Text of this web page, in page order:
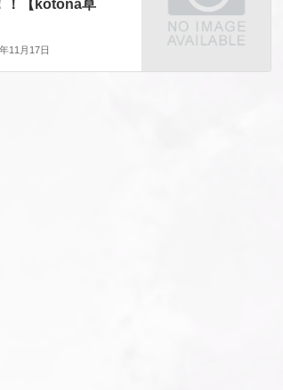
！【kotona草
11月17日